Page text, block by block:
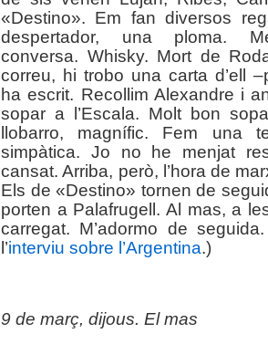
«Destino». Em fan diversos
despertador, una ploma.
conversa. Whisky. Mort de
correu, hi trobo una carta d’ell
ha escrit. Recollim Alexandre i
sopar a l’Escala. Molt bon
llobarro, magnífic. Fem una
simpàtica. Jo no he menjat
cansat. Arriba, però, l’hora de
Els de «Destino» tornen de
porten a Palafrugell. Al mas, a
carregat. M’adormo de
l’interviu sobre l’Argentina.)
9 de març, dijous. El mas